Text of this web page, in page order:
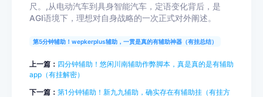
尺。,从电动汽车到具身智能汽车，定语变化背后，是
AGI语境下，理想对自身战略的一次正式对外阐述。
第5分钟辅助！wepkerplus辅助，一贯是真的有辅助神器（有挂总结）
上一篇： 四分钟辅助！悠闲川南辅助作弊脚本，真是真的是有辅助
app（有挂解密）
下一篇： 第1分钟辅助！新九九辅助，确实存在有辅助挂（有挂方